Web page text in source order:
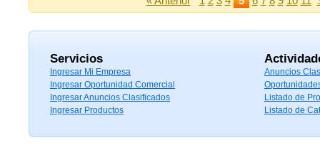
Servicios
Ingresar Mi Empresa
Ingresar Oportunidad Comercial
Ingresar Anuncios Clasificados
Ingresar Productos
Anuncios
Listado de
Listado de